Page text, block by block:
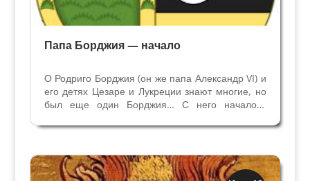
Папа Борджия — начало
О Родриго Борджия (он же папа Александр VI) и
его детях Цезаре и Лукреции знают многие, но
был еще один Борджия… С него началось
связано состояние семьи и первый папский
Римском Каллисто...